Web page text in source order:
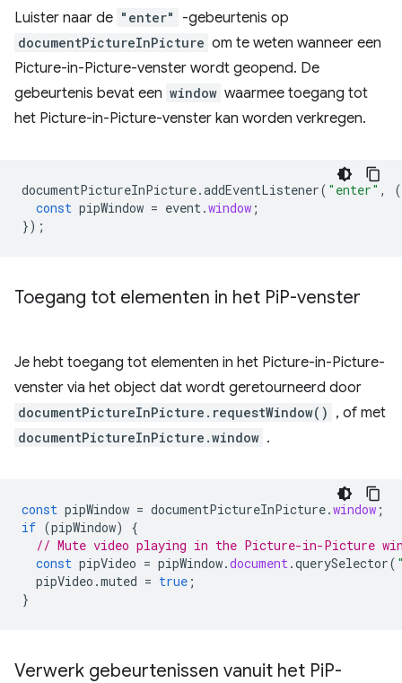
Luister naar de "enter" -gebeurtenis op
documentPictureInPicture om te weten wanneer een
Picture-in-Picture-venster wordt geopend. De
gebeurtenis bevat een window waarmee toegang tot
het Picture-in-Picture-venster kan worden verkregen.
documentPictureInPicture.addEventListener( "enter" ,
(
const pipWindow = event .window ;
});
Toegang tot elementen in het PiP-venster
Je hebt toegang tot elementen in het Picture-in-Picture-
venster via het object dat wordt geretourneerd door
documentPictureInPicture.requestWindow() , of met
documentPictureInPicture.window .
const pipWindow = documentPictureInPicture.window ;
if (pipWindow)
{
// Mute video playing in the Picture-in-Picture
const pipVideo = pipWindow.document .querySelector(
pipVideo .muted = true ;
}
Verwerk gebeurtenissen vanuit het PiP-